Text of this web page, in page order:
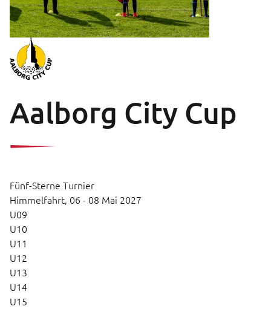
Aalborg City Cup
Fünf-Sterne Turnier
Himmelfahrt, 06 - 08 Mai 2027
U09
U10
U11
U12
U13
U14
U15